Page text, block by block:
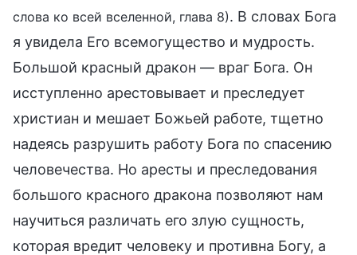
слова ко всей вселенной, глава 8). В словах Бога
я увидела Его всемогущество и мудрость.
Большой красный дракон — враг Бога. Он
исступленно арестовывает и преследует
христиан и мешает Божьей работе, тщетно
надеясь разрушить работу Бога по спасению
человечества. Но аресты и преследования
большого красного дракона позволяют нам
научиться различать его злую сущность,
которая вредит человеку и противна Богу, а